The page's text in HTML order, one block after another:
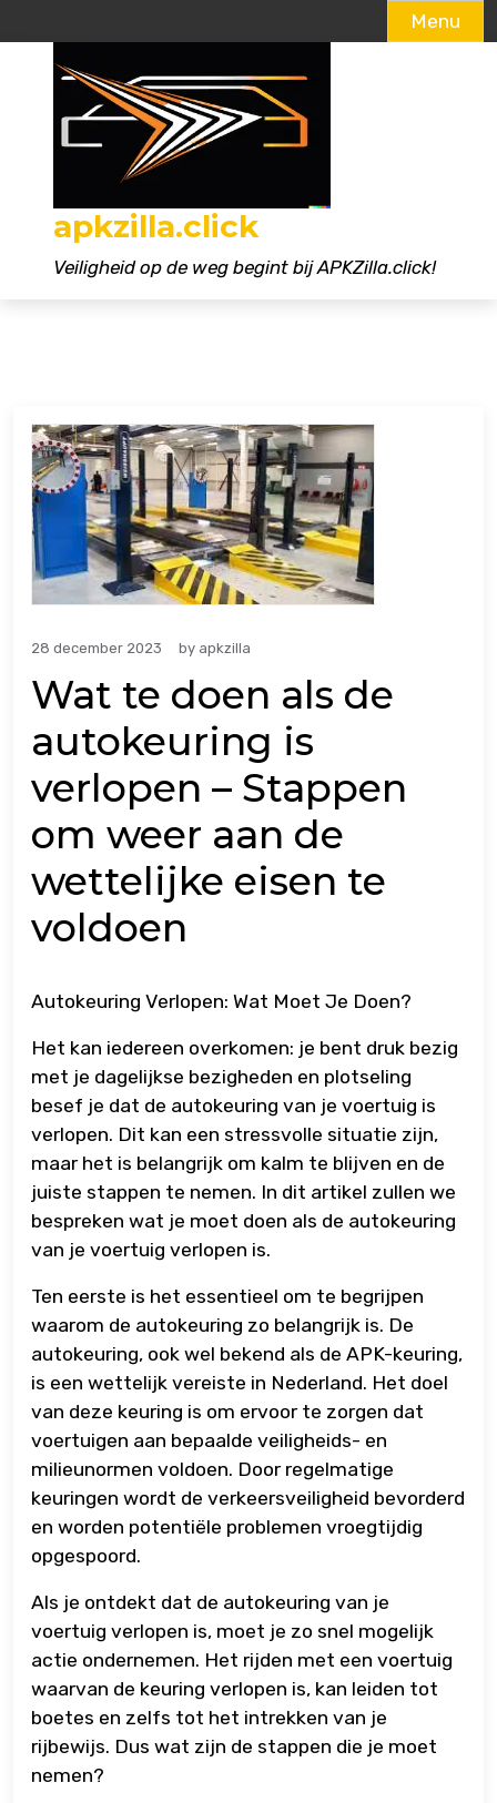
Menu
apkzilla.click
Veiligheid op de weg begint bij APKZilla.click!
28 december 2023 by apkzilla
Wat te doen als de
autokeuring is
verlopen – Stappen
om weer aan de
wettelijke eisen te
voldoen
Autokeuring Verlopen: Wat Moet Je Doen?
Het kan iedereen overkomen: je bent druk bezig
met je dagelijkse bezigheden en plotseling
besef je dat de autokeuring van je voertuig is
verlopen. Dit kan een stressvolle situatie zijn,
maar het is belangrijk om kalm te blijven en de
juiste stappen te nemen. In dit artikel zullen we
bespreken wat je moet doen als de autokeuring
van je voertuig verlopen is.
Ten eerste is het essentieel om te begrijpen
waarom de autokeuring zo belangrijk is. De
autokeuring, ook wel bekend als de APK-keuring,
is een wettelijk vereiste in Nederland. Het doel
van deze keuring is om ervoor te zorgen dat
voertuigen aan bepaalde veiligheids- en
milieunormen voldoen. Door regelmatige
keuringen wordt de verkeersveiligheid bevorderd
en worden potentiële problemen vroegtijdig
opgespoord.
Als je ontdekt dat de autokeuring van je
voertuig verlopen is, moet je zo snel mogelijk
actie ondernemen. Het rijden met een voertuig
waarvan de keuring verlopen is, kan leiden tot
boetes en zelfs tot het intrekken van je
rijbewijs. Dus wat zijn de stappen die je moet
nemen?